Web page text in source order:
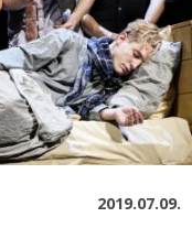
2019.07.09.